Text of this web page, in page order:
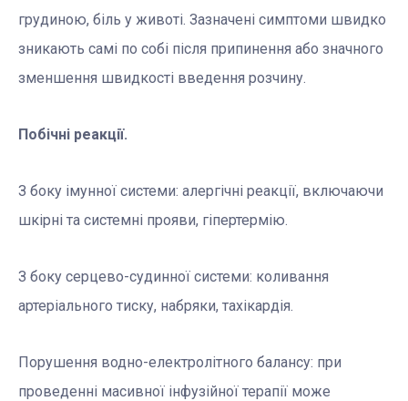
грудиною, біль у животі. Зазначені симптоми швидко
зникають самі по собі після припинення або значного
зменшення швидкості введення розчину.
Побічні реакції.
З боку імунної системи: алергічні реакції, включаючи
шкірні та системні прояви, гіпертермію.
З боку серцево-судинної системи: коливання
артеріального тиску, набряки, тахікардія.
Порушення водно-електролітного балансу: при
проведенні масивної інфузійної терапії може